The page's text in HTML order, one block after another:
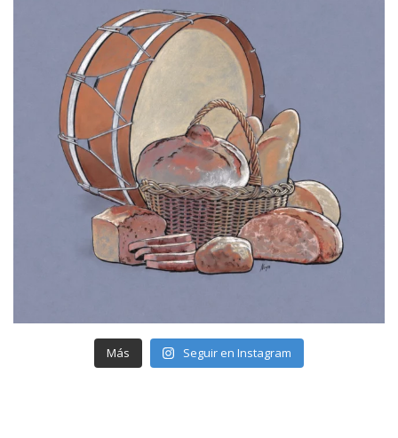
Más Seguir en Instagram